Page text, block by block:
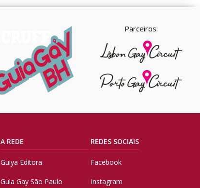
Parceiros:
A REDE
Guiya Editora
Guia Gay São Paulo
REDES SOCIAIS
Facebook
Instagram